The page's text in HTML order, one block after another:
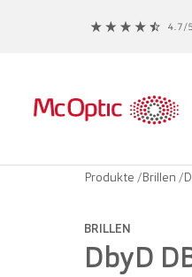
Produkte /Brillen /
BRILLEN
DbyD